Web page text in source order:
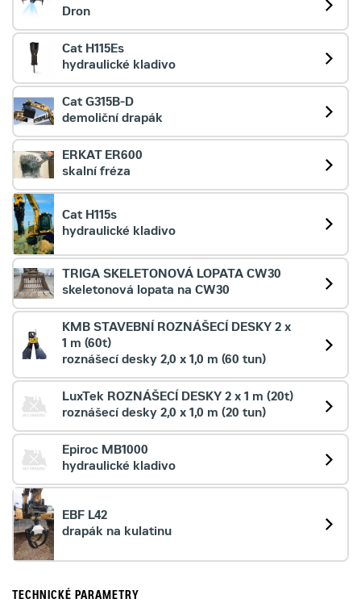
Dron
Cat H115Es
hydraulické kladivo
Cat G315B-D
demoliční drapák
ERKAT ER600
skalní fréza
Cat H115s
hydraulické kladivo
TRIGA SKELETONOVÁ LOPATA CW30
skeletonová lopata na CW30
KMB STAVEBNÍ ROZNÁŠECÍ DESKY 2 x
1 m (60t)
roznášecí desky 2,0 x 1,0 m (60 tun)
LuxTek ROZNÁŠECÍ DESKY 2 x 1 m (20t)
roznášecí desky 2,0 x 1,0 m (20 tun)
Epiroc MB1000
hydraulické kladivo
EBF L42
drapák na kulatinu
TECHNICKÉ PARAMETRY